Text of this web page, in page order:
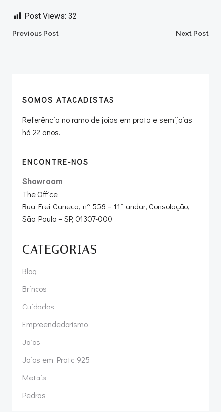
Post Views: 32
Post
Previous Post Next Post
SOMOS ATACADISTAS
Referência no ramo de joias em prata e semijoias
há 22 anos.
ENCONTRE-NOS
Showroom
The Office
Rua Frei Caneca, nº 558 – 11º andar, Consolação,
São Paulo – SP, 01307-000
CATEGORIAS
Blog
Brincos
Cuidados
Empreendedorismo
Joias
Joias em Prata 925
Metais
Pedras